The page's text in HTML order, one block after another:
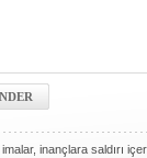
inançlara saldırı